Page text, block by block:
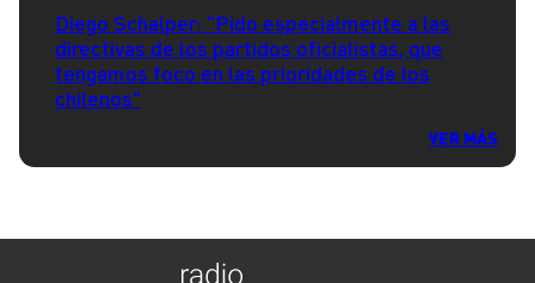
Diego Schalper: "Pido especialmente a las
directivas de los partidos oficialistas, que
tengamos foco en las prioridades de los
chilenos"
VER MÁS